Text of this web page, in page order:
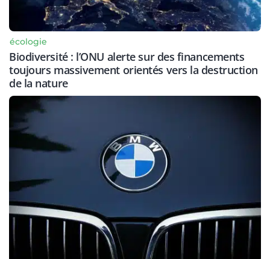
écologie
Biodiversité : l’ONU alerte sur des financements
toujours massivement orientés vers la destruction
de la nature